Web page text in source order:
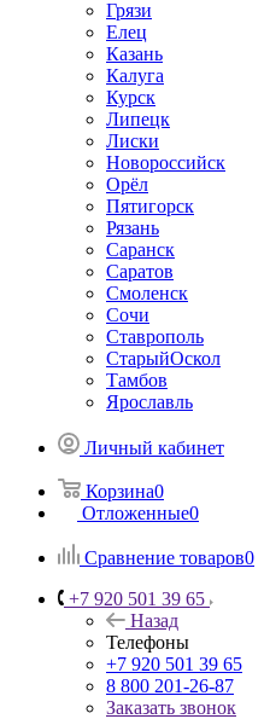
Грязи
Елец
Казань
Калуга
Курск
Липецк
Лиски
Новороссийск
Орёл
Пятигорск
Рязань
Саранск
Саратов
Смоленск
Сочи
Ставрополь
СтарыйОскол
Тамбов
Ярославль
Личный кабинет
Корзина0
Отложенные0
Сравнение товаров0
+7 920 501 39 65
Назад
Телефоны
+7 920 501 39 65
8 800 201-26-87
Заказать звонок